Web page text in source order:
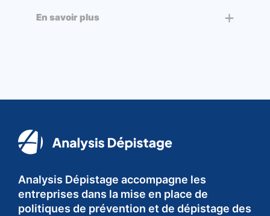
En savoir plus
Analysis Dépistage accompagne les
entreprises dans la mise en place de
politiques de prévention et de dépistage des